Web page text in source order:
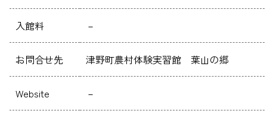
入館料 －
お問合せ先 津野町農村体験実習館 葉山の郷
Website －